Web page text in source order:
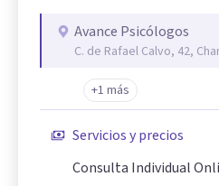
Avance Psicólogos
C. de Rafael Calvo, 42,
+1 más
Servicios y precios
Consulta Individual